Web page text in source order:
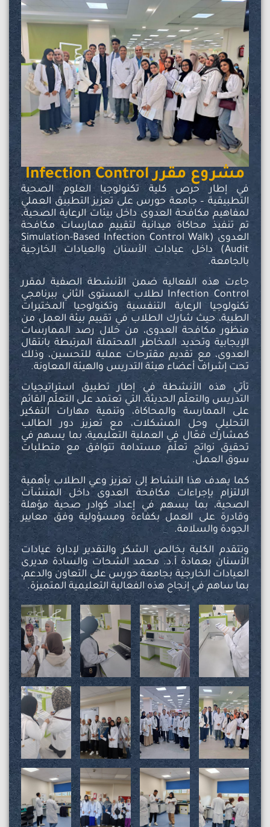
مشروع مقرر Infection Control
في إطار حرص كلية تكنولوجيا العلوم الصحية
التطبيقية – جامعة حورس على تعزيز التطبيق العملي
لمفاهيم مكافحة العدوى داخل بيئات الرعاية الصحية،
تم تنفيذ محاكاة ميدانية لتقييم ممارسات مكافحة
العدوى (Simulation-Based Infection Control Walk
Audit) داخل عيادات الأسنان والعيادات الخارجية
بالجامعة.
جاءت هذه الفعالية ضمن الأنشطة الصفية لمقرر
Infection Control لطلاب المستوى الثاني ببرنامجي
تكنولوجيا الرعاية التنفسية وتكنولوجيا المختبرات
الطبية، حيث شارك الطلاب في تقييم بيئة العمل من
منظور مكافحة العدوى، من خلال رصد الممارسات
الإيجابية وتحديد المخاطر المحتملة المرتبطة بانتقال
العدوى، مع تقديم مقترحات عملية للتحسين، وذلك
تحت إشراف أعضاء هيئة التدريس والهيئة المعاونة.
تأتي هذه الأنشطة في إطار تطبيق استراتيجيات
التدريس والتعلّم الحديثة، التي تعتمد على التعلّم القائم
على الممارسة والمحاكاة، وتنمية مهارات التفكير
التحليلي وحل المشكلات، مع تعزيز دور الطالب
كمشارك فعّال في العملية التعليمية، بما يسهم في
تحقيق نواتج تعلّم مستدامة تتوافق مع متطلبات
سوق العمل.
كما يهدف هذا النشاط إلى تعزيز وعي الطلاب بأهمية
الالتزام بإجراءات مكافحة العدوى داخل المنشآت
الصحية، بما يسهم في إعداد كوادر صحية مؤهلة
وقادرة على العمل بكفاءة ومسؤولية وفق معايير
الجودة والسلامة.
وتتقدم الكلية بخالص الشكر والتقدير لإدارة عيادات
الأسنان بعمادة أ.د. محمد الشحات والسادة مديرى
العيادات الخارجية بجامعة حورس على التعاون والدعم،
بما ساهم في إنجاح هذه الفعالية التعليمية المتميزة.